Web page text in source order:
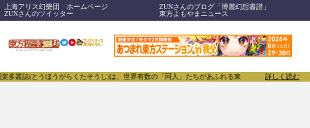
上海アリス幻樂団 ホームページ
ZUNさんのブログ「博麗幻想書譜」
ZUNさんのツイッター
東方よもやまニュース
ほうがらくたそうし)は、世界有数の「同人」たちがあふれる東方Projectについて発信するメデ
詳しく読む